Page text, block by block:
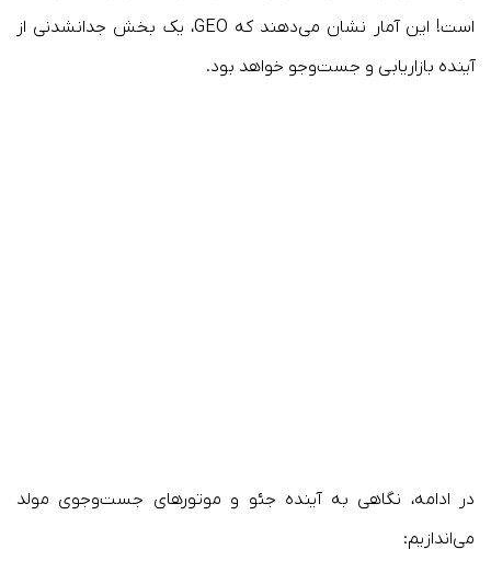
است! این آمار نشان می‌دهند که GEO، یک بخش جدانشدنی از
آینده بازاریابی و جست‌وجو خواهد بود.
در ادامه، نگاهی به آینده جئو و موتورهای جست‌وجوی مولد
می‌اندازیم: